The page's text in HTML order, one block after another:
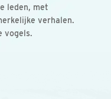
leden, met
verhalen.
vogels.